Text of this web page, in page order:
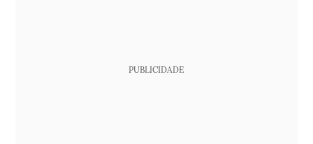
PUBLICIDADE